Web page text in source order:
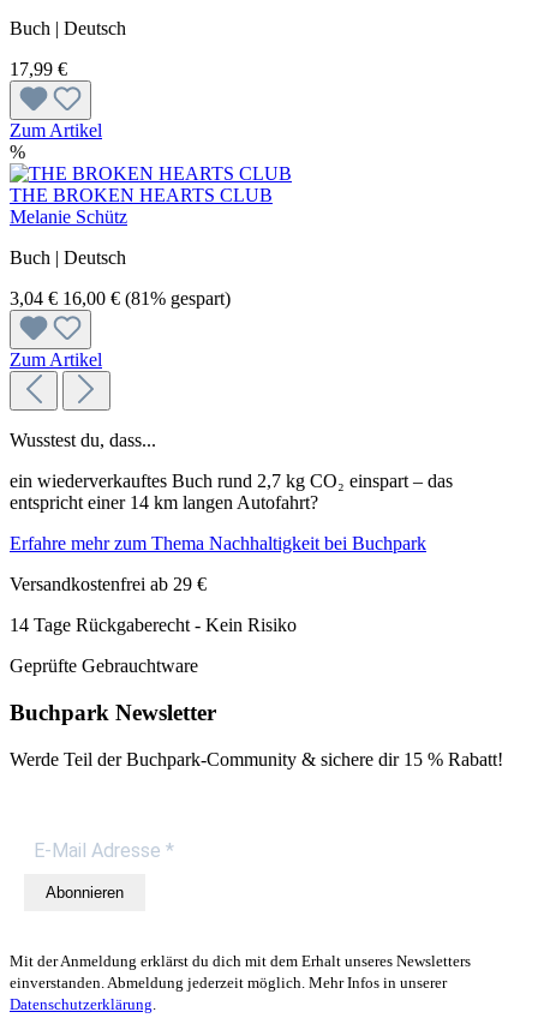
Buch | Deutsch
17,99 €
Zum Artikel
%
THE BROKEN HEARTS CLUB
Melanie Schütz
Buch | Deutsch
3,04 € 16,00 € (81% gespart)
Zum Artikel
Wusstest du, dass...
ein wiederverkauftes Buch rund 2,7 kg CO₂ einspart – das
entspricht einer 14 km langen Autofahrt?
Erfahre mehr zum Thema Nachhaltigkeit bei Buchpark
Versandkostenfrei ab 29 €
14 Tage Rückgaberecht - Kein Risiko
Geprüfte Gebrauchtware
Buchpark Newsletter
Werde Teil der Buchpark-Community & sichere dir 15 % Rabatt!
Abonnieren
Mit der Anmeldung erklärst du dich mit dem Erhalt unseres Newsletters
einverstanden. Abmeldung jederzeit möglich. Mehr Infos in unserer
Datenschutzerklärung